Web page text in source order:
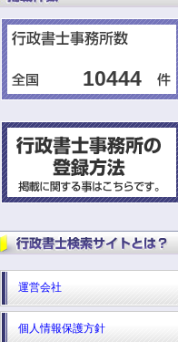
10444
運営会社
個人情報保護方針